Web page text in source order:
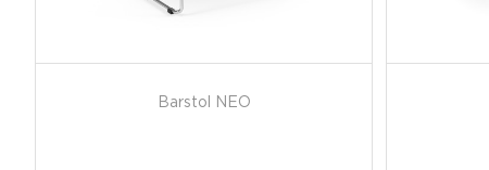
Barstol NEO